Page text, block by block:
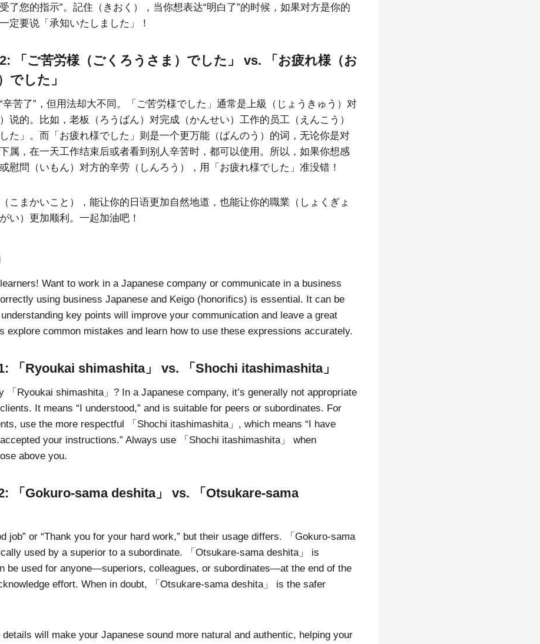
了您的指示”。記住（きおく），当你想表达“明白了”的时候，如果对方是你的
定要说「承知いたしました」！
「ご苦労様（ごくろうさま）でした」 vs. 「お疲れ様（お
でした」
辛苦了”，但用法却大不同。「ご苦労様でした」通常是上級（じょうきゅう）对
说的。比如，老板（ろうばん）对完成（かんせい）工作的员工（えんこう）
た」。而「お疲れ様でした」则是一个更万能（ばんのう）的词，无论你是对
下属，在一天工作结束后或者看到别人辛苦时，都可以使用。所以，如果你想感
慰問（いもん）对方的辛劳（しんろう），用「お疲れ様でした」准没错！
こまかいこと），能让你的日语更加自然地道，也能让你的職業（しょくぎょ
い）更加顺利。一起加油吧！
Want to work in a Japanese company or communicate in a business
using business Japanese and Keigo (honorifics) is essential. It can be
key points will improve your communication and leave a great
explore common mistakes and learn how to use these expressions accurately.
「Ryoukai shimashita」 vs. 「Shochi itashimashita」
「Ryoukai shimashita」? In a Japanese company, it’s generally not appropriate
It means “I understood,” and is suitable for peers or subordinates. For
use the more respectful 「Shochi itashimashita」, which means “I have
your instructions.” Always use 「Shochi itashimashita」 when
above you.
「Gokuro-sama deshita」 vs. 「Otsukare-sama
job” or “Thank you for your hard work,” but their usage differs. 「Gokuro-sama
used by a superior to a subordinate. 「Otsukare-sama deshita」 is
be used for anyone—superiors, colleagues, or subordinates—at the end of the
effort. When in doubt, 「Otsukare-sama deshita」 is the safer
will make your Japanese sound more natural and authentic, helping your